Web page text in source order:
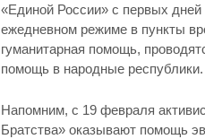
«Единой России» с первых
ежедневном режиме в пункты
гуманитарная помощь,
помощь в народные республики.
Напомним, с 19 февраля
Братства» оказывают помощь